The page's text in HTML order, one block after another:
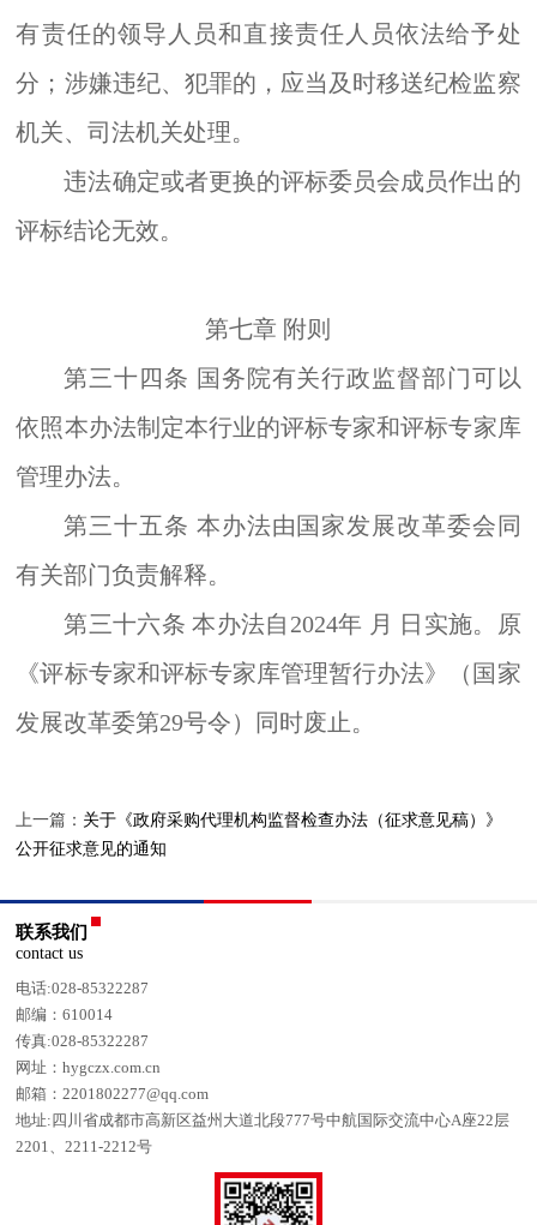
有责任的领导人员和直接责任人员依法给予处
分；涉嫌违纪、犯罪的，应当及时移送纪检监察
机关、司法机关处理。
违法确定或者更换的评标委员会成员作出的
评标结论无效。
第七章 附则
第三十四条 国务院有关行政监督部门可以
依照本办法制定本行业的评标专家和评标专家库
管理办法。
第三十五条 本办法由国家发展改革委会同
有关部门负责解释。
第三十六条 本办法自 2024年 月 日实施。原
《评标专家和评标专家库管理暂行办法》（国家
发展改革委第29号令）同时废止。
上一篇： 关于《政府采购代理机构监督检查办法（征求意见稿）》
公开征求意见的通知
联系我们
contact us
电话:028-85322287
邮编：610014
传真:028-85322287
网址：hygczx.com.cn
邮箱：2201802277@qq.com
地址:四川省成都市高新区益州大道北段777号中航国际交流中心A座22层
2201、2211-2212号